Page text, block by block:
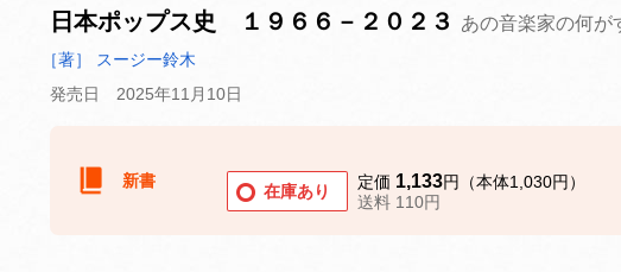
日本ポップス史 １９６６－２０２３ あの音楽家の何が
［著］ スージー鈴木
発売日 2025年11月10日
新書
在庫あり 定価 1,133円（本体1,030円）
送料 110円